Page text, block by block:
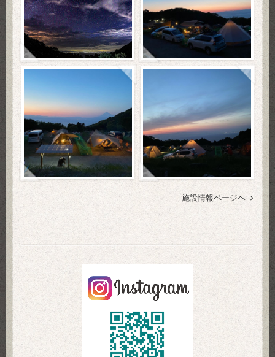
施設情報ページヘ